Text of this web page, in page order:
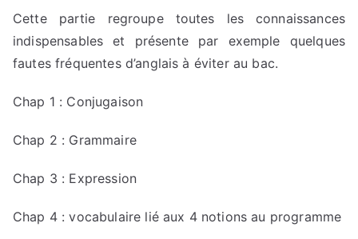
Cette partie regroupe toutes les connaissances
indispensables et présente par exemple quelques
fautes fréquentes d’anglais à éviter au bac.
Chap 1 : Conjugaison
Chap 2 : Grammaire
Chap 3 : Expression
Chap 4 : vocabulaire lié aux 4 notions au programme